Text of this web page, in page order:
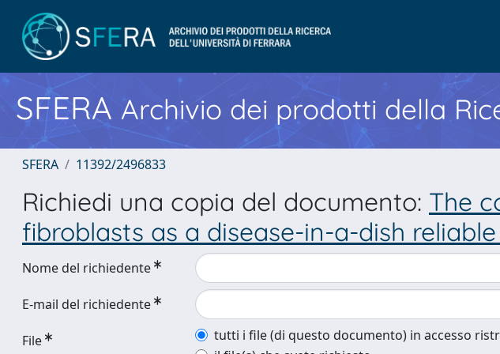
SFERA Archivio dei prodotti della
SFERA 11392/2496833
Richiedi una copia del documento: The
fibroblasts as a disease-in-a-dish
Nome del richiedente
E-mail del richiedente
File
tutti i file (di questo documento) in accesso